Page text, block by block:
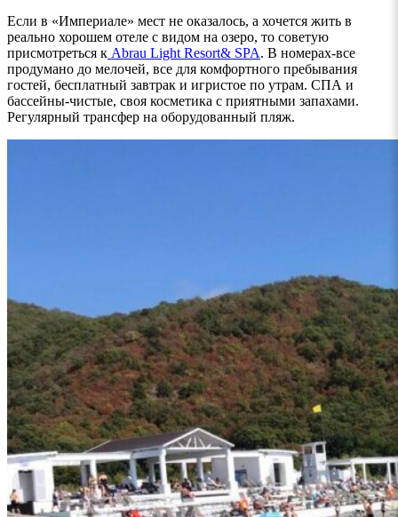
Если в «Империале» мест не оказалось, а хочется жить в
реально хорошем отеле с видом на озеро, то советую
присмотреться к Abrau Light Resort& SPA. В номерах-все
продумано до мелочей, все для комфортного пребывания
гостей, бесплатный завтрак и игристое по утрам. СПА и
бассейны-чистые, своя косметика с приятными запахами.
Регулярный трансфер на оборудованный пляж.